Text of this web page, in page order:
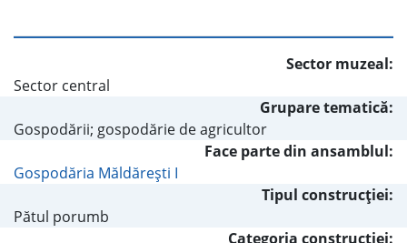
Sector muzeal:
Sector central
Grupare tematică:
Gospodării; gospodărie de agricultor
Face parte din ansamblul:
Gospodăria Măldăreşti I
Tipul construcţiei:
Pătul porumb
Categoria construcţiei: